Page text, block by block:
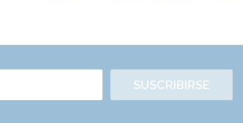
SUSCRIBIRSE